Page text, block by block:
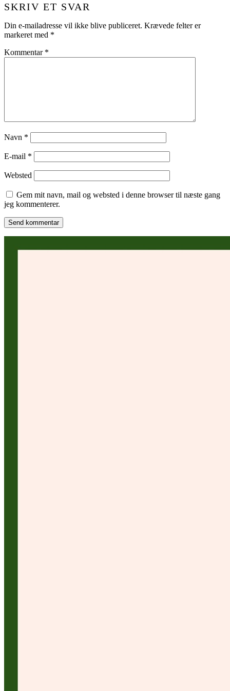
SKRIV ET SVAR
Din e-mailadresse vil ikke blive publiceret. Krævede felter er
markeret med *
Kommentar *
Navn *
E-mail *
Websted
Gem mit navn, mail og websted i denne browser til næste gang
jeg kommenterer.